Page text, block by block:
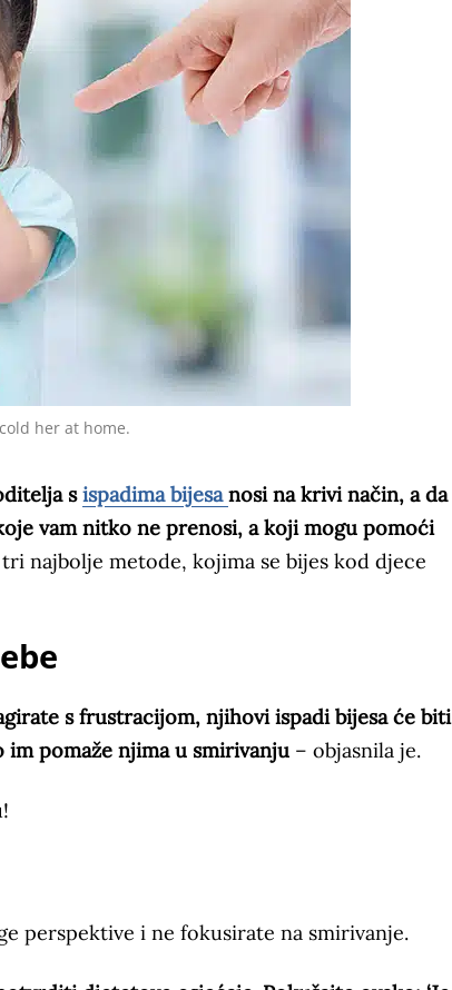
her at home.
sispadima bijesanosi na krivi način, a da
vam nitko ne prenosi, a koji mogu pomoći
najbolje metode, kojima se bijes kod djece
s frustracijom, njihovi ispadi bijesa će biti
im pomaže njima u smirivanju – objasnila je.
perspektive i ne fokusirate na smirivanje.